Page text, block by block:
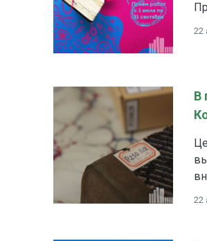
22
В
22